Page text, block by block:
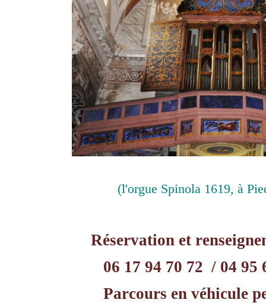
(l'orgue Spinola 1619, à
Réservation et
06 17 94 70 72 / 04 95
Parcours en véhicule